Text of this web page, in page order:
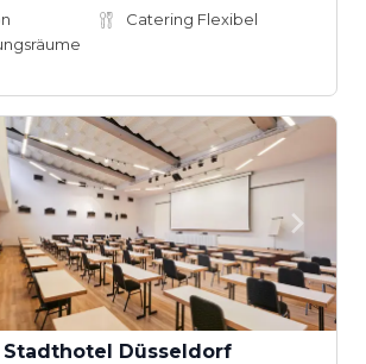
Catering Flexibel
Stadthotel Düsseldorf